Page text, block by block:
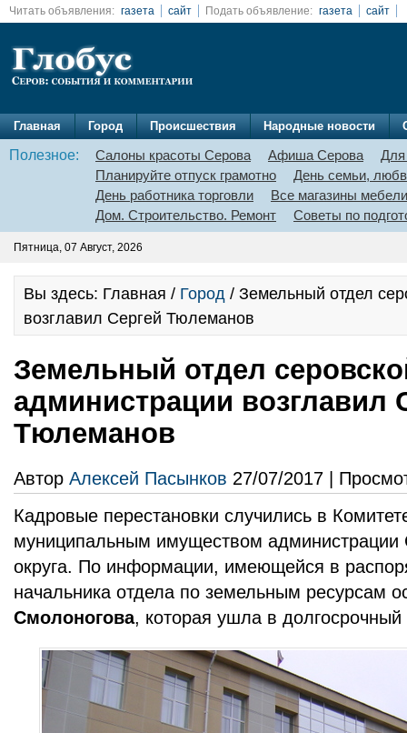
Читать объявления: газета сайт Подать объявление: газета сайт
Главная Город Происшествия Народные новости
Полезное: Салоны красоты Серова Афиша Серова
Для
Планируйте отпуск грамотно
День семьи,
День работника торговли
Все магазины мебели
Дом. Строительство. Ремонт
Советы по
Пятница, 07 Август, 2026
Вы здесь: Главная / Город / Земельный отдел
возглавил Сергей Тюлеманов
Земельный отдел
администрации возглавил
Тюлеманов
Автор Алексей Пасынков 27/07/2017 |
Кадровые перестановки случились в
муниципальным имуществом администрации
округа. По информации, имеющейся в
начальника отдела по земельным ресурсам
Смолоногова, которая ушла в долгосрочный